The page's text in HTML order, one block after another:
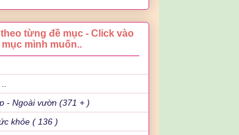
từng đề mục - Click vào
mình muốn..
- Ngoài vườn (371 + )
khỏe ( 136 )